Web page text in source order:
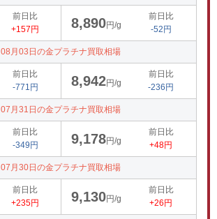
前日比
+157円
8,890円/g
前日比
-52円
08月03日の金プラチナ買取相場
前日比
-771円
8,942円/g
前日比
-236円
07月31日の金プラチナ買取相場
前日比
-349円
9,178円/g
前日比
+48円
07月30日の金プラチナ買取相場
前日比
+235円
9,130円/g
前日比
+26円